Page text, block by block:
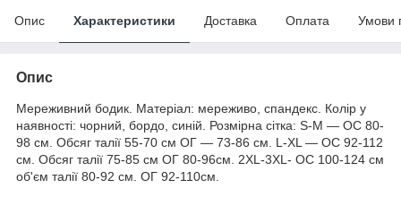
Опис Характеристики Доставка Оплата Умови
Опис
Мереживний бодик. Матеріал: мереживо, спандекс. Колір у
наявності: чорний, бордо, синій. Розмірна сітка: S-М — ОС 80-
98 см. Обсяг талії 55-70 см ОГ — 73-86 см. L-XL — ОС 92-112
см. Обсяг талії 75-85 см ОГ 80-96см. 2XL-3XL- ОС 100-124 см
об'єм талії 80-92 см. ОГ 92-110см.